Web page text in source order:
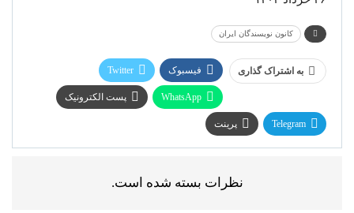
کانون نویسندگان ایران
به اشتراک گذاری فیسبوک Twitter
WhatsApp پست الکترونیک
Telegram پرینت
نظرات بسته شده است.